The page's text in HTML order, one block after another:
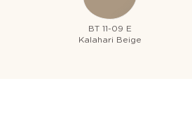
BT 11-09 E
Kalahari Beige